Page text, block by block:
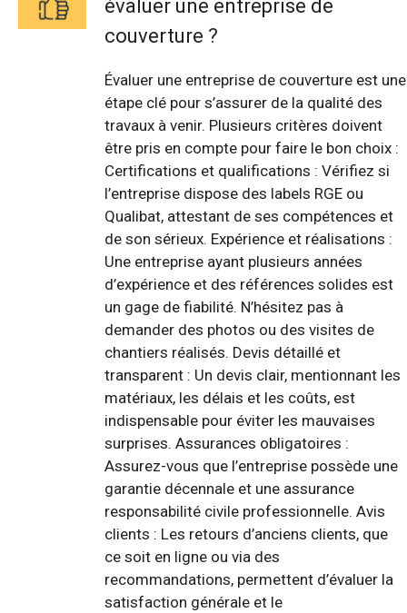
évaluer une entreprise de
couverture ?
Évaluer une entreprise de couverture est une
étape clé pour s’assurer de la qualité des
travaux à venir. Plusieurs critères doivent
être pris en compte pour faire le bon choix :
Certifications et qualifications : Vérifiez si
l’entreprise dispose des labels RGE ou
Qualibat, attestant de ses compétences et
de son sérieux. Expérience et réalisations :
Une entreprise ayant plusieurs années
d’expérience et des références solides est
un gage de fiabilité. N’hésitez pas à
demander des photos ou des visites de
chantiers réalisés. Devis détaillé et
transparent : Un devis clair, mentionnant les
matériaux, les délais et les coûts, est
indispensable pour éviter les mauvaises
surprises. Assurances obligatoires :
Assurez-vous que l’entreprise possède une
garantie décennale et une assurance
responsabilité civile professionnelle. Avis
clients : Les retours d’anciens clients, que
ce soit en ligne ou via des
recommandations, permettent d’évaluer la
satisfaction générale et le